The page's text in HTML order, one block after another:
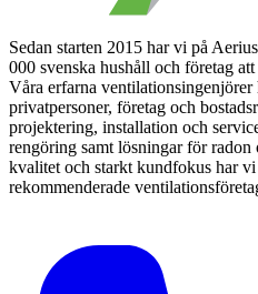
Sedan starten 2015 har vi på
000 svenska hushåll och företag
Våra erfarna
privatpersoner, företag och
projektering, installation och
rengöring samt lösningar för
kvalitet och starkt kundfokus har
rekommenderade